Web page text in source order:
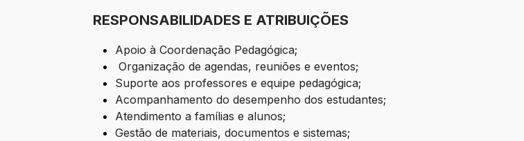
RESPONSABILIDADES E ATRIBUIÇÕES
Apoio à Coordenação Pedagógica;
Organização de agendas, reuniões e eventos;
Suporte aos professores e equipe pedagógica;
Acompanhamento do desempenho dos estudantes;
Atendimento a famílias e alunos;
Gestão de materiais, documentos e sistemas;